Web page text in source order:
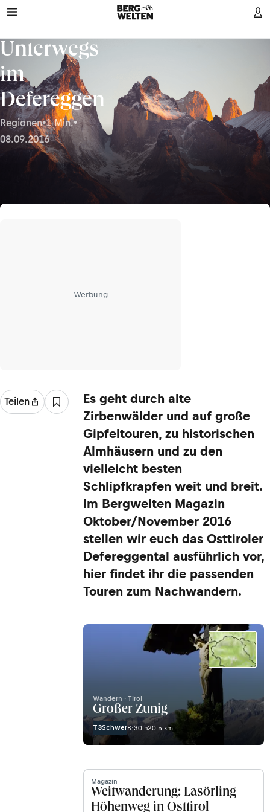
Unterwegs
im
Defereggen
Regionen•1 Min.•
08.09.2016
Werbung
Teilen
Es geht durch alte
Zirbenwälder und auf große
Gipfeltouren, zu historischen
Almhäusern und zu den
vielleicht besten
Schlipfkrapfen weit und breit.
Im Bergwelten Magazin
Oktober/November 2016
stellen wir euch das Osttiroler
Defereggental ausführlich vor,
hier findet ihr die passenden
Touren zum Nachwandern.
Wandern · Tirol
Großer Zunig
T3Schwer8:30 h20,5 km
Magazin
Weitwanderung: Lasörling
Höhenweg in Osttirol